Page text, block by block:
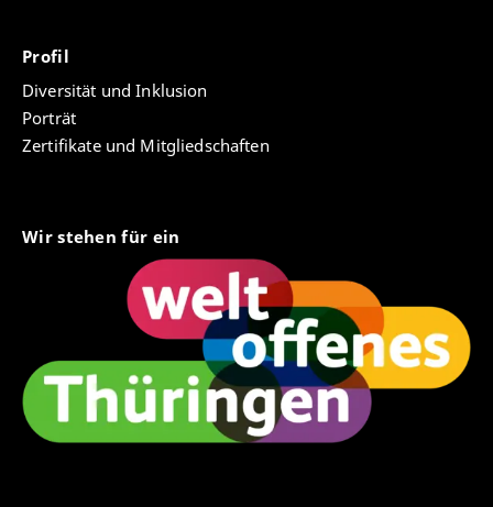
Profil
Diversität und Inklusion
Porträt
Zertifikate und Mitgliedschaften
Wir stehen für ein